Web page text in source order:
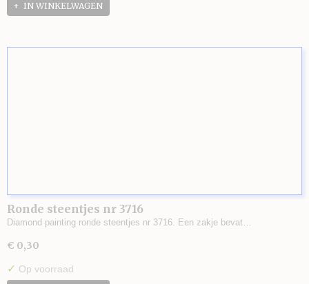
IN WINKELWAGEN
Ronde steentjes nr 3716
Diamond painting ronde steentjes nr 3716. Een zakje bevat…
€ 0,30
✓ Op voorraad